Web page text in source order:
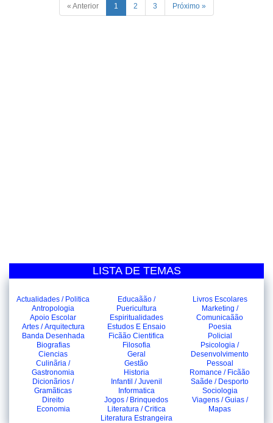
« Anterior 1 2 3 Próximo »
LISTA DE TEMAS
Actualidades / Politica
Antropologia
Apoio Escolar
Artes / Arquitectura
Banda Desenhada
Biografias
Ciencias
Culinãria /
Gastronomia
Dicionãrios /
Gramãticas
Direito
Economia
Educaãão /
Puericultura
Espiritualidades
Estudos E Ensaio
Ficãão Cientifica
Filosofia
Geral
Gestão
Historia
Infantil / Juvenil
Informatica
Jogos / Brinquedos
Literatura / Critica
Literatura Estrangeira
Livros Escolares
Marketing /
Comunicaãão
Poesia
Policial
Psicologia /
Desenvolvimento
Pessoal
Romance / Ficãão
Saãde / Desporto
Sociologia
Viagens / Guias /
Mapas